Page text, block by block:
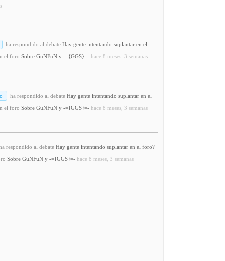
ha respondido al debate Hay gente intentando suplantar en el
el foro Sobre GuNFuN y -={GGS}=- hace 8 meses, 3 semanas
ha respondido al debate Hay gente intentando suplantar en el
el foro Sobre GuNFuN y -={GGS}=- hace 8 meses, 3 semanas
respondido al debate Hay gente intentando suplantar en el foro?
Sobre GuNFuN y -={GGS}=- hace 8 meses, 3 semanas